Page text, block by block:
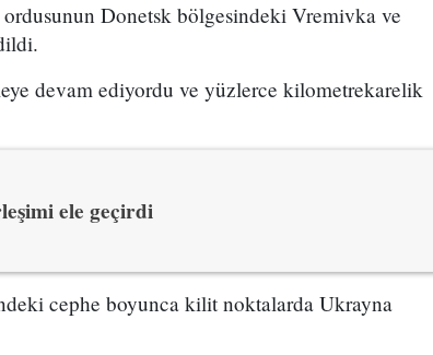
ordusunun Donetsk bölgesindeki Vremivka ve
devam ediyordu ve yüzlerce kilometrekarelik
ele geçirdi
cephe boyunca kilit noktalarda Ukrayna